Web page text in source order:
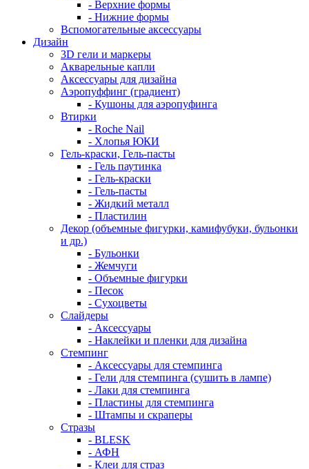
- Верхние формы
- Нижние формы
Вспомогательные аксессуары
Дизайн
3D гели и маркеры
Акварельные капли
Аксессуары для дизайна
Аэропуффинг (градиент)
- Кушоны для аэропуфинга
Втирки
- Roche Nail
- Хлопья ЮКИ
Гель-краски, Гель-пасты
- Гель паутинка
- Гель-краски
- Гель-пасты
- Жидкий металл
- Пластилин
Декор (объемные фигурки, камифубуки, бульонки
и др.)
- Бульонки
- Жемчуги
- Объемные фигурки
- Песок
- Сухоцветы
Слайдеры
- Аксессуары
- Наклейки и пленки для дизайна
Стемпинг
- Аксессуары для стемпинга
- Гели для стемпинга (сушить в лампе)
- Лаки для стемпинга
- Пластины для стемпинга
- Штампы и скраперы
Стразы
- BLESK
- АФН
- Клеи для страз